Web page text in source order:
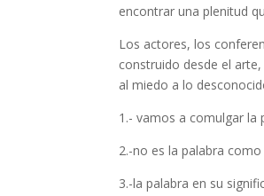
encontrar una plenitud
Los actores, los
construido desde el
al miedo a lo
1.- vamos a comulgar la
2.-no es la palabra
3.-la palabra en su